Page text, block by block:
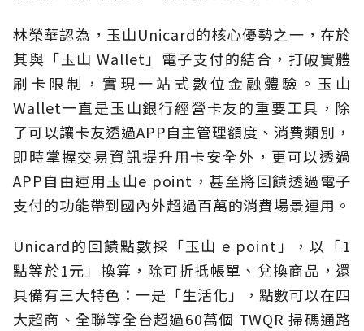
林榮華認為，玉山Unicard的核心優勢之一，在於
其與「玉山 Wallet」電子支付的結合，打破實體
刷卡限制，實現一站式數位金融體驗。玉山
Wallet一直是玉山銀行經營卡友的重要工具，除
了可以讓卡友透過APP自主管理額度、消費類別，
即時掌握交易資訊提升用卡安全外，更可以透過
APP自由運用玉山e point，甚至將回饋透過電子
支付的功能帶到國內外超過百萬的消費場景運用。
Unicard的回饋點數採「玉山 e point」，以「1
點等於1元」換算，除可折抵帳單、兌換商品，還
具備有三大特色：一是「生活化」，點數可以在四
大超商、全聯等全台超過60萬個 TWQR 掃碼通路